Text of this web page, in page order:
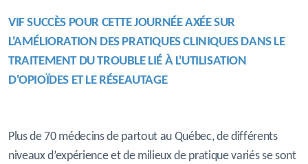
VIF SUCCÈS POUR CETTE JOURNÉE AXÉE SUR
L'AMÉLIORATION DES PRATIQUESCLINIQUESDANS LE
TRAITEMENT DU TROUBLE LIÉ À L'UTILISATION
D'OPIOÏDES ET LE RÉSEAUTAGE
Plus de 70 médecins de partout au Québec, de différents
niveaux d’expérience et de milieux de pratique variés se sont